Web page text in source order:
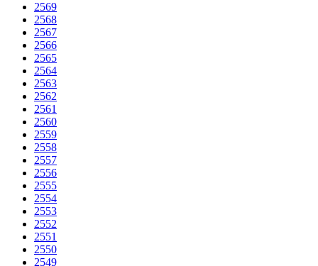
2569
2568
2567
2566
2565
2564
2563
2562
2561
2560
2559
2558
2557
2556
2555
2554
2553
2552
2551
2550
2549